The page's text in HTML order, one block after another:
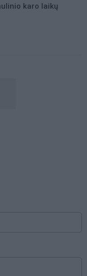
karo laikų